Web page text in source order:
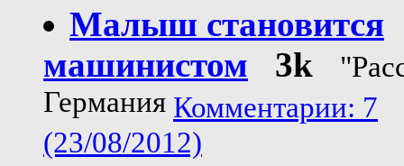
Малыш становится
машинистом
3k
Германия Комментарии: 7
(23/08/2012)